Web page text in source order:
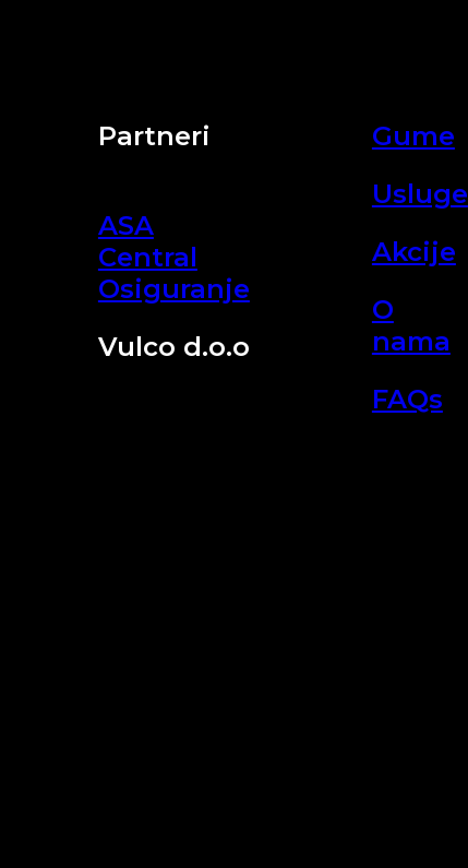
Partneri
ASA
Central
Osiguranje
Vulco d.o.o
Gume
Usluge
Akcije
O
nama
FAQs